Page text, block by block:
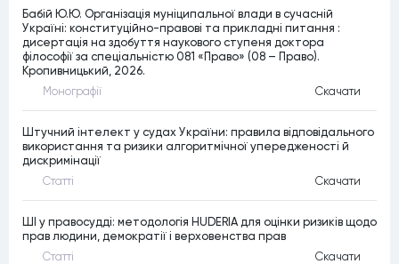
Бабій Ю.Ю. Організація муніципальної влади в сучасній
Україні: конституційно-правові та прикладні питання :
дисертація на здобуття наукового ступеня доктора
філософії за спеціальністю 081 «Право» (08 – Право).
Кропивницький, 2026.
Монографiї Скачати
Штучний інтелект у судах України: правила відповідального
використання та ризики алгоритмічної упередженості й
дискримінації
Статтi Скачати
ШІ у правосудді: методологія HUDERIA для оцінки ризиків щодо
прав людини, демократії і верховенства прав
Статтi Скачати